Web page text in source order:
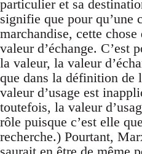
particulier et sa
signifie que pour qu’une
marchandise, cette
valeur d’échange. C’est
la valeur, la valeur
que dans la définition de
valeur d’usage est
toutefois, la valeur
rôle puisque c’est elle
recherche.) Pourtant,